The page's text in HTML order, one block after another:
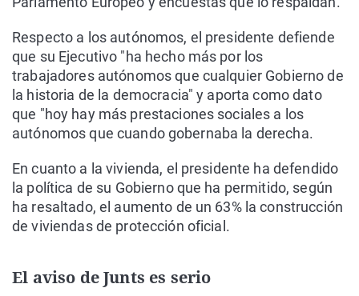
Respecto a los autónomos, el presidente defiende
que su Ejecutivo "ha hecho más por los
trabajadores autónomos que cualquier Gobierno de
la historia de la democracia" y aporta como dato
que "hoy hay más prestaciones sociales a los
autónomos que cuando gobernaba la derecha.
En cuanto a la vivienda, el presidente ha defendido
la política de su Gobierno que ha permitido, según
ha resaltado, el aumento de un 63% la construcción
de viviendas de protección oficial.
El aviso de Junts es serio